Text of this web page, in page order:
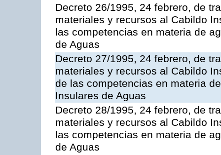
Decreto 26/1995, 24 febrero, de
materiales y recursos al Cabildo
las competencias en materia de
de Aguas
Decreto 27/1995, 24 febrero, de
materiales y recursos al Cabildo
de las competencias en materia
Insulares de Aguas
Decreto 28/1995, 24 febrero, de
materiales y recursos al Cabildo
las competencias en materia de
de Aguas